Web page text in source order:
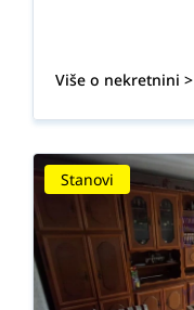
Više o nekretnini >
Stanovi